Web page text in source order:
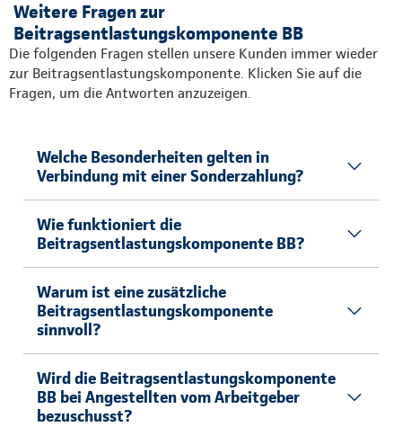
Weitere Fragen zur
Beitragsentlastungskomponente BB
Die folgenden Fragen stellen unsere Kunden immer wieder
zur Beitragsentlastungskomponente. Klicken Sie auf die
Fragen, um die Antworten anzuzeigen.
Welche Besonderheiten gelten in
Verbindung mit einer Sonderzahlung?
Wie funktioniert die
Beitragsentlastungskomponente BB?
Warum ist eine zusätzliche
Beitragsentlastungskomponente
sinnvoll?
Wird die Beitragsentlastungskomponente
BB bei Angestellten vom Arbeitgeber
bezuschusst?